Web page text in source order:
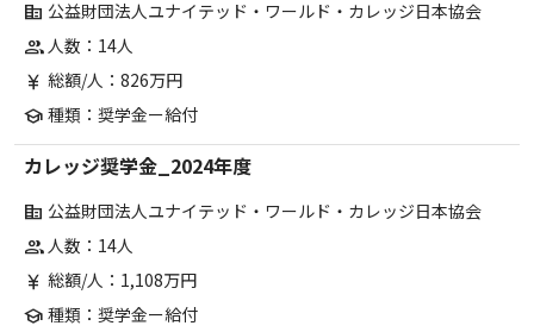
corporate_fare 公益財団法人ユナイテッド・ワールド・カレッジ日本協会
group人数：14人
currency_yen 総額/人：826万円
school 種類：奨学金ー給付
カレッジ奨学金_2024年度
corporate_fare 公益財団法人ユナイテッド・ワールド・カレッジ日本協会
group人数：14人
currency_yen 総額/人：1,108万円
school 種類：奨学金ー給付